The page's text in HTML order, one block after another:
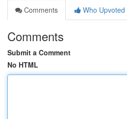
Comments
Who Upvoted
Comments
Submit a Comment
No HTML